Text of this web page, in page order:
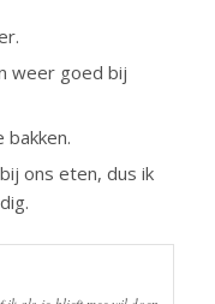
weer goed bij
ons eten, dus ik